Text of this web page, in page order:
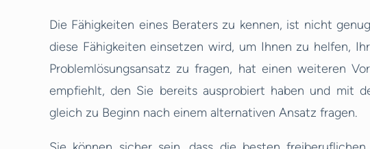
Die Fähigkeiten eines Beraters zu kennen, ist nicht
diese Fähigkeiten einsetzen wird, um Ihnen zu helfen,
Problemlösungsansatz zu fragen, hat einen weiteren
empfiehlt, den Sie bereits ausprobiert haben und mit
gleich zu Beginn nach einem alternativen Ansatz fragen.